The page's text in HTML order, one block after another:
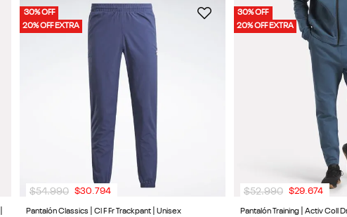
30% OFF
20% OFF EXTRA
Pantalón Classics | Cl F Fr Trackpant | Unisex
$54.990 $30.794
30% OFF
20% OFF EXTRA
Pantalón Training | Activ Coll
$52.990 $29.674